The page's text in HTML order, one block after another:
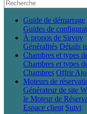
Guide de démarrage
Guides de
À propos de Sirvoy
Généralités Détails
Chambres et types
Chambres et types
Chambres Offrir
Moteurs de
Générateur de site
le Moteur de
Espace client Suivi